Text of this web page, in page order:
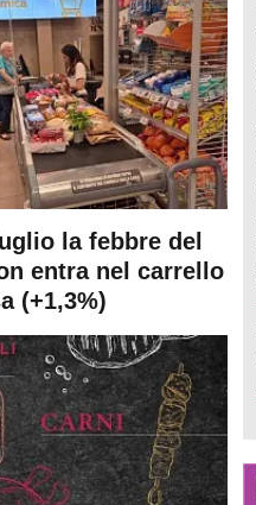
la febbre del
entra nel carrello
(+1,3%)